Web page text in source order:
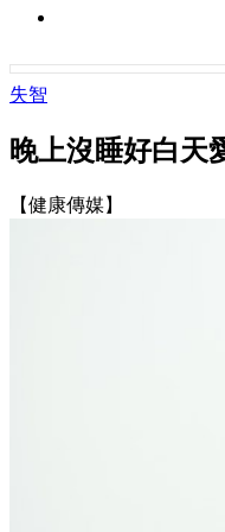
失智
晚上沒睡好白天
【健康傳媒】